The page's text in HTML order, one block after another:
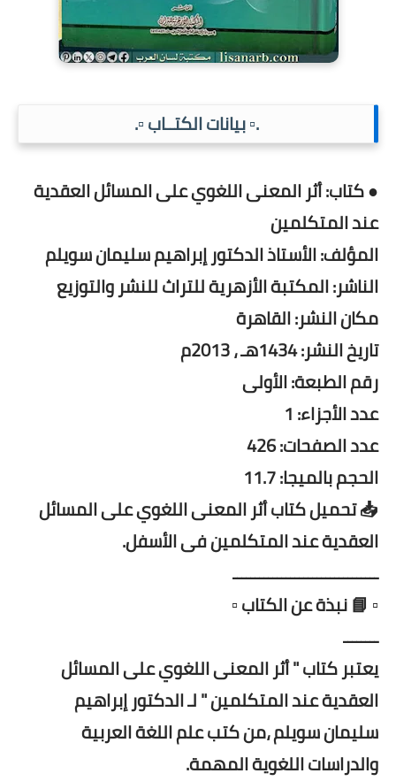
.▫️ بيانات الكتــاب ▫️.
● كتاب: أثر المعنى اللغوي على المسائل العقدية
عند المتكلمين
المؤلف: الأستاذ الدكتور إبراهيم سليمان سويلم
الناشر: المكتبة الأزهرية للتراث للنشر والتوزيع
مكان النشر: القاهرة
تاريخ النشر: 1434هـ ، 2013م
رقم الطبعة: الأولى
عدد الأجزاء: 1
عدد الصفحات: 426
الحجم بالميجا: 11.7
📥 تحميل كتاب أثر المعنى اللغوي على المسائل
العقدية عند المتكلمين فى الأسفل.
ـــــــــــــــــــــــــــــــــ
▫️ 📘 نبذة عن الكتاب ▫️
ــــــــ
يعتبر كتاب " أثر المعنى اللغوي على المسائل
العقدية عند المتكلمين " لـ الدكتور إبراهيم
سليمان سويلم ،من كتب علم اللغة العربية
والدراسات اللغوية المهمة.